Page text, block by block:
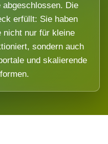
abgeschlossen. Die
erfüllt: Sie haben
nicht nur für kleine
sondern auch
und skalierende